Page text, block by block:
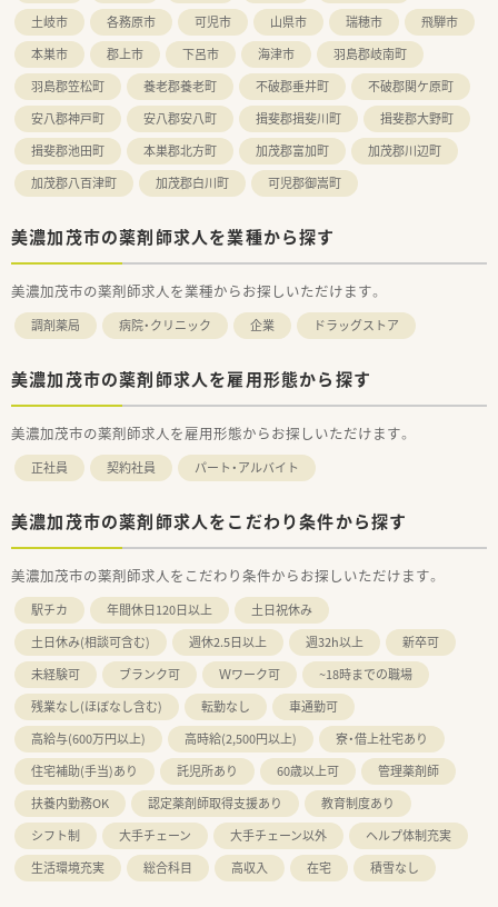
■国内屈指のシェアを誇る医薬品卸企業であり、全国の病院や薬
局へ迅速に医薬品を届ける重要な責務を担っています。
■医薬品だけでなく医療機器やシステム開発も手掛けており、多
角的な視点から日本の医療インフラを支える企業です。
■東証プライム市場上場グループの安定した経営基盤を持ち、社
員が安心して業務に専念できる環境整備に努めています。
土岐市 各務原市 可児市 山県市 瑞穂市
飛騨市
本巣市
郡上市 下呂市 海津市
羽島郡岐南町
羽島郡笠松町
養老郡養老町 不破郡垂井町
不破郡関ケ原町
安八郡神戸町
安八郡安八町 揖斐郡揖斐川町
揖斐郡大野町
揖斐郡池田町
本巣郡北方町 加茂郡富加町
加茂郡川辺町
加茂郡八百津町
加茂郡白川町 可児郡御嵩町
美濃加茂市の薬剤師求人を業種から探す
美濃加茂市の薬剤師求人を業種からお探しいただけます。
調剤薬局 病院・クリニック 企業 ドラッグストア
美濃加茂市の薬剤師求人を雇用形態から探す
美濃加茂市の薬剤師求人を雇用形態からお探しいただけます。
正社員 契約社員 パート・アルバイト
美濃加茂市の薬剤師求人をこだわり条件から探す
美濃加茂市の薬剤師求人をこだわり条件からお探しいただけます。
駅チカ 年間休日120日以上
土日祝休み
土日休み(相談可含む)
週休2.5日以上 週32h以上
新卒可
未経験可
ブランク可 Ｗワーク可
~18時までの職場
残業なし(ほぼなし含む)
転勤なし
車通勤可
高給与(600万円以上)
高時給(2,500円以上)
寮・借上社宅あり
住宅補助(手当)あり
託児所あり 60歳以上可
管理薬剤師
扶養内勤務OK
認定薬剤師取得支援あり
教育制度あり
シフト制
大手チェーン 大手チェーン以外
ヘルプ体制充実
生活環境充実
総合科目 高収入 在宅 積雪なし